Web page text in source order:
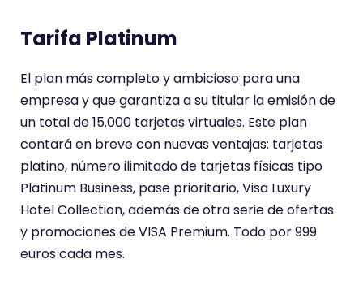
Tarifa Platinum
El plan más completo y ambicioso para una
empresa y que garantiza a su titular la emisión de
un total de 15.000 tarjetas virtuales. Este plan
contará en breve con nuevas ventajas: tarjetas
platino, número ilimitado de tarjetas físicas tipo
Platinum Business, pase prioritario, Visa Luxury
Hotel Collection, además de otra serie de ofertas
y promociones de VISA Premium. Todo por 999
euros cada mes.